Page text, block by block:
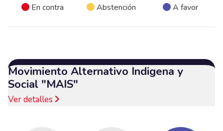
En contra Abstención A favor
Movimiento Alternativo Indigena y
Social "MAIS"
Ver detalles